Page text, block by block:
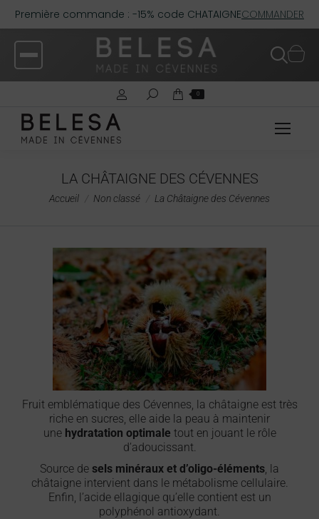
Première commande : -15% code CHATAIGNECOMMANDER
0
LA CHÂTAIGNE DES CÉVENNES
Vous êtes ici :
Accueil Non classé La Châtaigne des Cévennes
Fruit emblématique des Cévennes, la châtaigne est très
riche en sucres, elle aide la peau à maintenir
une hydratation optimale tout en jouant le rôle
d’adoucissant.
Source de sels minéraux et d’oligo-éléments, la
châtaigne intervient dans le métabolisme cellulaire.
Enfin, l’acide ellagique qu’elle contient est un
polyphénol antioxydant.